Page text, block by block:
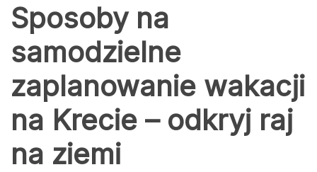
Sposoby na
samodzielne
zaplanowanie wakacji
na Krecie – odkryj raj
na ziemi